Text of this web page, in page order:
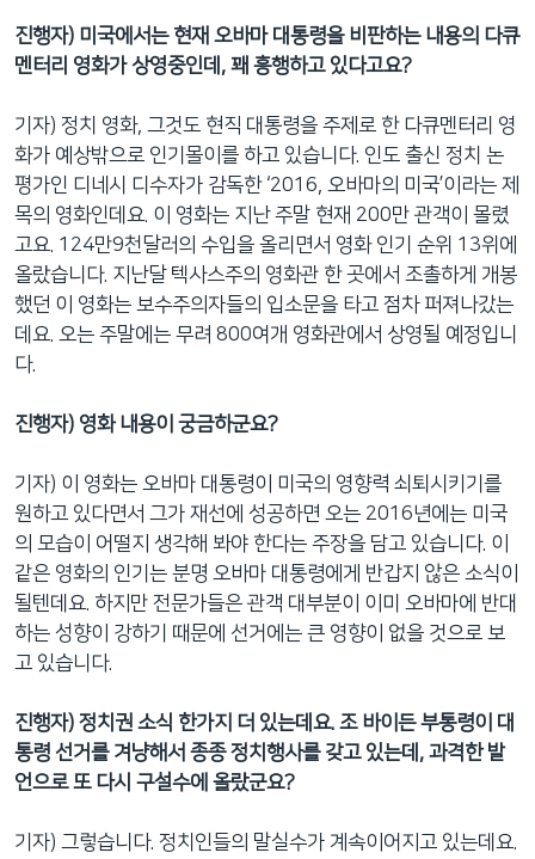
진행자) 미국에서는 현재 오바마 대통령을 비판하는 내용의 다큐
멘터리 영화가 상영중인데, 꽤 흥행하고 있다고요?
기자) 정치 영화, 그것도 현직 대통령을 주제로 한 다큐멘터리 영
화가 예상밖으로 인기몰이를 하고 있습니다. 인도 출신 정치 논
평가인 디네시 디수자가 감독한 ‘2016, 오바마의 미국’이라는 제
목의 영화인데요. 이 영화는 지난 주말 현재 200만 관객이 몰렸
고요. 124만9천달러의 수입을 올리면서 영화 인기 순위 13위에
올랐습니다. 지난달 텍사스주의 영화관 한 곳에서 조촐하게 개봉
했던 이 영화는 보수주의자들의 입소문을 타고 점차 퍼져나갔는
데요. 오는 주말에는 무려 800여개 영화관에서 상영될 예정입니
다.
진행자) 영화 내용이 궁금하군요?
기자) 이 영화는 오바마 대통령이 미국의 영향력 쇠퇴시키기를
원하고 있다면서 그가 재선에 성공하면 오는 2016년에는 미국
의 모습이 어떨지 생각해 봐야 한다는 주장을 담고 있습니다. 이
같은 영화의 인기는 분명 오바마 대통령에게 반갑지 않은 소식이
될텐데요. 하지만 전문가들은 관객 대부분이 이미 오바마에 반대
하는 성향이 강하기 때문에 선거에는 큰 영향이 없을 것으로 보
고 있습니다.
진행자) 정치권 소식 한가지 더 있는데요. 조 바이든 부통령이 대
통령 선거를 겨냥해서 종종 정치행사를 갖고 있는데, 과격한 발
언으로 또 다시 구설수에 올랐군요?
기자) 그렇습니다. 정치인들의 말실수가 계속이어지고 있는데요.